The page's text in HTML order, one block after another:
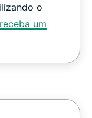
o
receba um